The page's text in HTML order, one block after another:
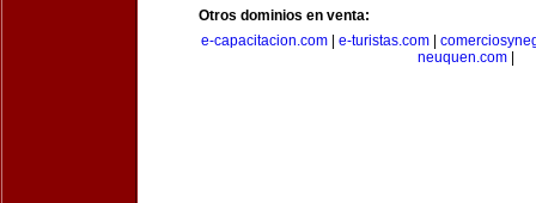
Otros dominios en venta:
e-capacitacion.com
e-turistas.com
neuquen.com|